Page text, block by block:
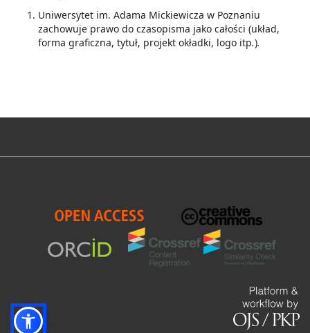
Uniwersytet im. Adama Mickiewicza w Poznaniu
zachowuje prawo do czasopisma jako całości (układ,
forma graficzna, tytuł, projekt okładki, logo itp.).